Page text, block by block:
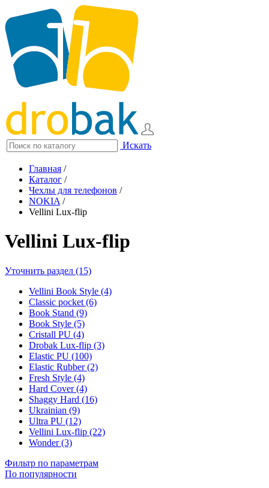
Искать
Главная /
Каталог /
Чехлы для телефонов /
NOKIA /
Vellini Lux-flip
Vellini Lux-flip
Уточнить раздел (15)
Vellini Book Style (4)
Classic pocket (6)
Book Stand (9)
Book Style (5)
Cristall PU (4)
Drobak Lux-flip (3)
Elastic PU (100)
Elastic Rubber (2)
Fresh Style (4)
Hard Cover (4)
Shaggy Hard (16)
Ukrainian (9)
Ultra PU (12)
Vellini Lux-flip (22)
Wonder (3)
Фильтр по параметрам
По популярности